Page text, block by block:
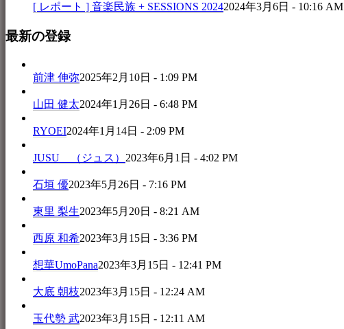
[ レポート ] 音楽民族 + SESSIONS 20242024年3月6日 - 10:16 AM
最新の登録
前津 伸弥2025年2月10日 - 1:09 PM
山田 健太2024年1月26日 - 6:48 PM
RYOEI2024年1月14日 - 2:09 PM
JUSU （ジュス） 2023年6月1日 - 4:02 PM
石垣 優2023年5月26日 - 7:16 PM
東里 梨生2023年5月20日 - 8:21 AM
西原 和希2023年3月15日 - 3:36 PM
想華UmoPana2023年3月15日 - 12:41 PM
大底 朝枝2023年3月15日 - 12:24 AM
玉代勢 武2023年3月15日 - 12:11 AM